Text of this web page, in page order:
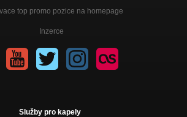
top promo pozice na homepage
Inzerce
Služby pro kapely